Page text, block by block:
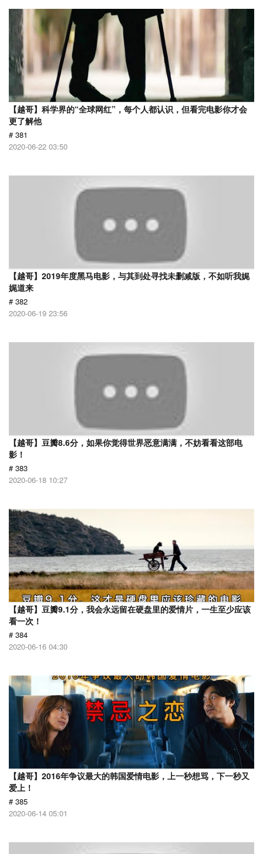
【越哥】科学界的“全球网红”，每个人都认识，但看完电影你才会
更了解他
# 381
2020-06-22 03:50
【越哥】2019年度黑马电影，与其到处寻找未删减版，不如听我娓
娓道来
# 382
2020-06-19 23:56
【越哥】豆瓣8.6分，如果你觉得世界恶意满满，不妨看看这部电
影！
# 383
2020-06-18 10:27
【越哥】豆瓣9.1分，我会永远留在硬盘里的爱情片，一生至少应该
看一次！
# 384
2020-06-16 04:30
【越哥】2016年争议最大的韩国爱情电影，上一秒想骂，下一秒又
爱上！
# 385
2020-06-14 05:01